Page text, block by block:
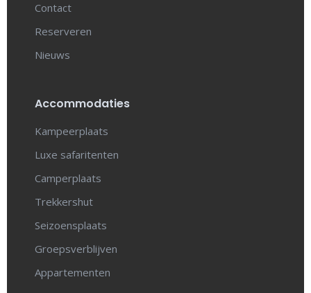
Contact
Reserveren
Nieuws
Accommodaties
Kampeerplaats
Luxe safaritenten
Camperplaats
Trekkershut
Seizoensplaats
Groepsverblijven
Appartementen